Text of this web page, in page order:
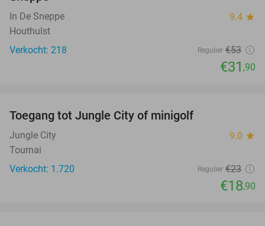
In De Sneppe 9.4 star
Houthulst
Verkocht: 218
Regulier €53
€31 ,90
Toegang tot Jungle City of minigolf
Jungle City 9.0 star
Tournai
Verkocht: 1.720
Regulier €23
€18,90